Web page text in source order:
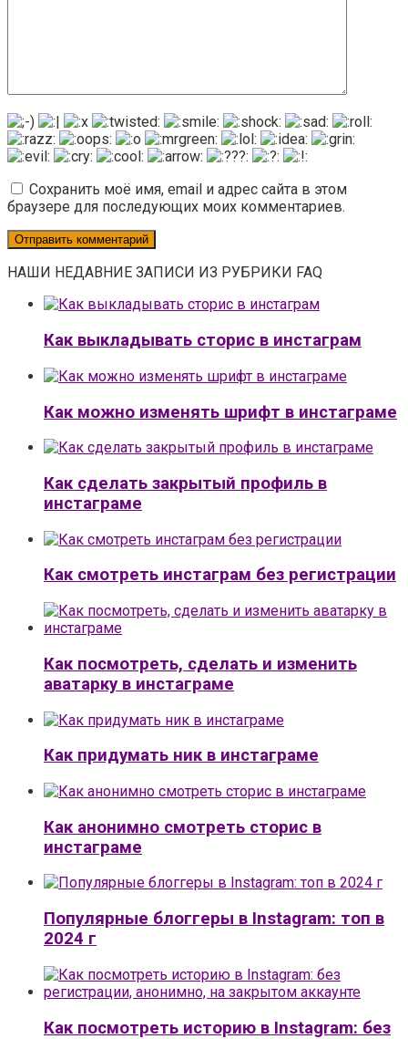
Сохранить моё имя, email и адрес сайта в этом
браузере для последующих моих комментариев.
НАШИ НЕДАВНИЕ ЗАПИСИ ИЗ РУБРИКИ FAQ
Как выкладывать сторис в инстаграм
Как можно изменять шрифт в инстаграме
Как сделать закрытый профиль в
инстаграме
Как смотреть инстаграм без регистрации
Как посмотреть, сделать и изменить
аватарку в инстаграме
Как придумать ник в инстаграме
Как анонимно смотреть сторис в
инстаграме
Популярные блоггеры в Instagram: топ в
2024 г
Как посмотреть историю в Instagram: без